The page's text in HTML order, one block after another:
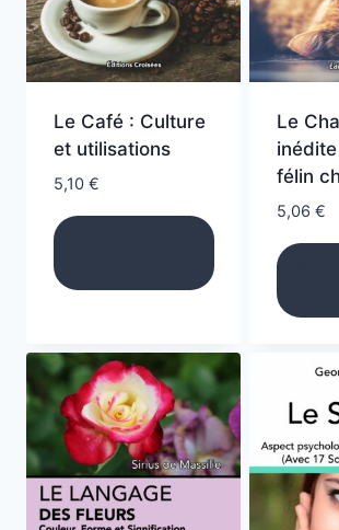
Le Café : Culture
et utilisations
5,10 €
Le
félin
5,06 €